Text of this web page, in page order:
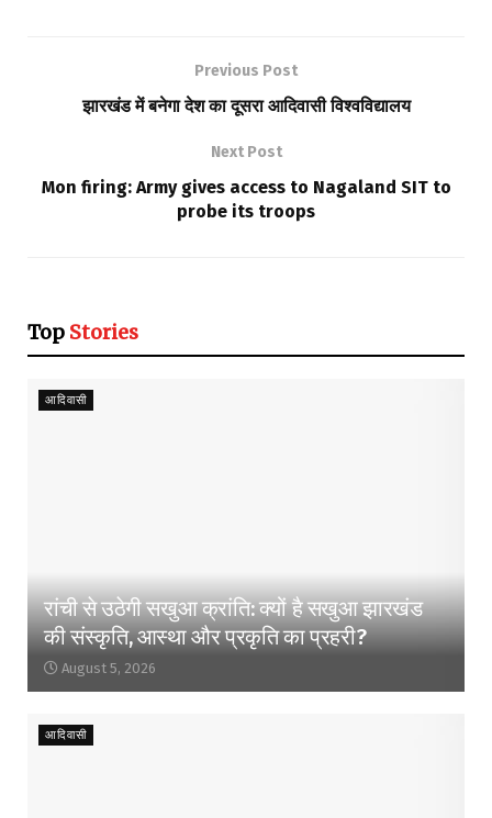
Previous Post
झारखंड में बनेगा देश का दूसरा आदिवासी विश्वविद्यालय
Next Post
Mon firing: Army gives access to Nagaland SIT to
probe its troops
Top Stories
आदिवासी
रांची से उठेगी सखुआ क्रांति: क्यों है सखुआ झारखंड
की संस्कृति, आस्था और प्रकृति का प्रहरी?
August 5, 2026
आदिवासी